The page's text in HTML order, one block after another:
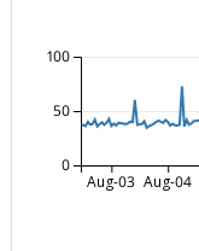
Aug-03 Aug-04
0
50
100